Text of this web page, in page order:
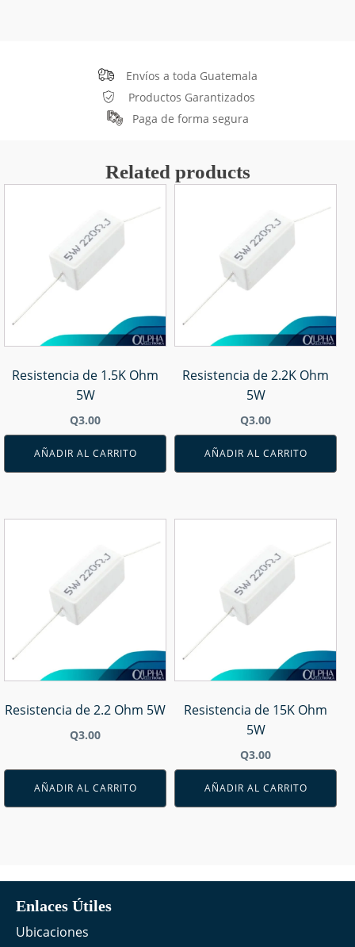
Envíos a toda Guatemala
Productos Garantizados
Paga de forma segura
Related products
Resistencia de 1.5K Ohm
5W
Q3.00
AÑADIR AL CARRITO
Resistencia de 2.2K Ohm
5W
Q3.00
AÑADIR AL CARRITO
Resistencia de 2.2 Ohm 5W
Q3.00
AÑADIR AL CARRITO
Resistencia de 15K Ohm
5W
Q3.00
AÑADIR AL CARRITO
Enlaces Útiles
Ubicaciones